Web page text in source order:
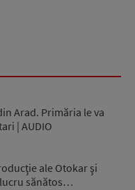
Arad. Primăria le va
| AUDIO
ale Otokar şi
lucru sănătos…